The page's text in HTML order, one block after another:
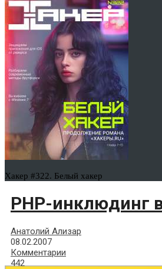
Хакер #322. Белый хакер
PHP-инклюдинг
Анатолий Ализар
08.02.2007
Комментарии
442